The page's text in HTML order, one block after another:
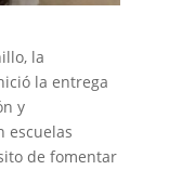
la
la entrega
y
escuelas
de fomentar